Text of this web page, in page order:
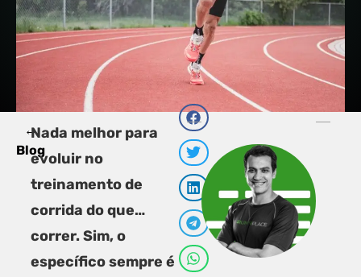
←
Blog
Nada melhor para
evoluir no
treinamento de
corrida do que…
correr. Sim, o
específico sempre é